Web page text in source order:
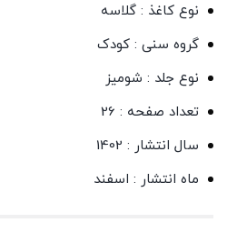
نوع کاغذ : گلاسه
گروه سنی : کودک
نوع جلد : شومیز
تعداد صفحه : 26
سال انتشار : 1402
ماه انتشار : اسفند